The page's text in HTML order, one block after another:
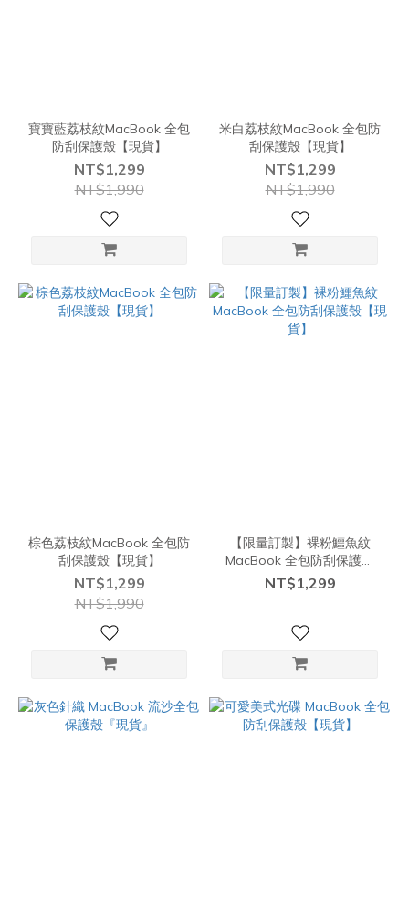
寶寶藍荔枝紋MacBook 全包
防刮保護殼【現貨】
NT$1,299
NT$1,990
米白荔枝紋MacBook 全包防
刮保護殼【現貨】
NT$1,299
NT$1,990
棕色荔枝紋MacBook 全包防
刮保護殼【現貨】
NT$1,299
NT$1,990
【限量訂製】裸粉鱷魚紋
MacBook 全包防刮保護殼
【現貨】
NT$1,299